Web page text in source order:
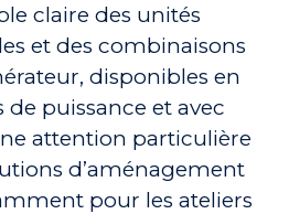
claire des unités
et des combinaisons
disponibles en
de puissance et avec
attention particulière
d’aménagement
pour les ateliers